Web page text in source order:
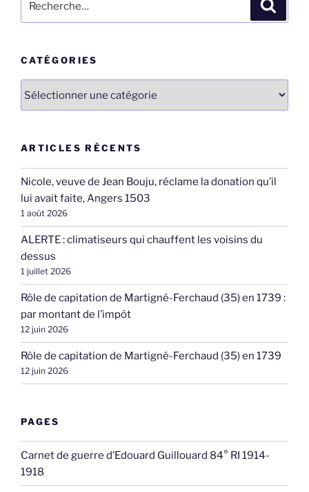
pour
CATÉGORIES
ARTICLES RÉCENTS
Nicole, veuve de Jean Bouju, réclame la donation qu’il
lui avait faite, Angers 1503
1 août 2026
ALERTE : climatiseurs qui chauffent les voisins du
dessus
1 juillet 2026
Rôle de capitation de Martigné-Ferchaud (35) en 1739 :
par montant de l’impôt
12 juin 2026
Rôle de capitation de Martigné-Ferchaud (35) en 1739
12 juin 2026
PAGES
Carnet de guerre d’Edouard Guillouard 84° RI 1914-
1918